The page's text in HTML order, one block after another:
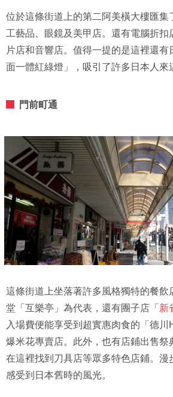
位於這條街道上的第二阿美橫大樓匯集
工藝品、眼鏡及美甲店。還有電腦折扣
片店和音響店。值得一提的是這裡還有
面一體紅綠燈」，吸引了許多日本人來
門前町通
這條街道上坐落著許多風格獨特的餐飲
堂「互樂亭」為代表，還有團子店「 新
入場費便能享受到超實惠肉食的「德川
爆米花專賣店。此外，也有店鋪出售祭
在這裡找到刀具店等眾多特色店鋪。漫
感受到日本舊時的風光。